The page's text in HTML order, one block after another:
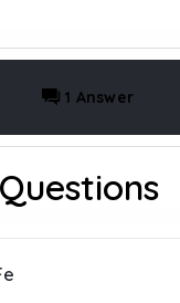
1 Answer